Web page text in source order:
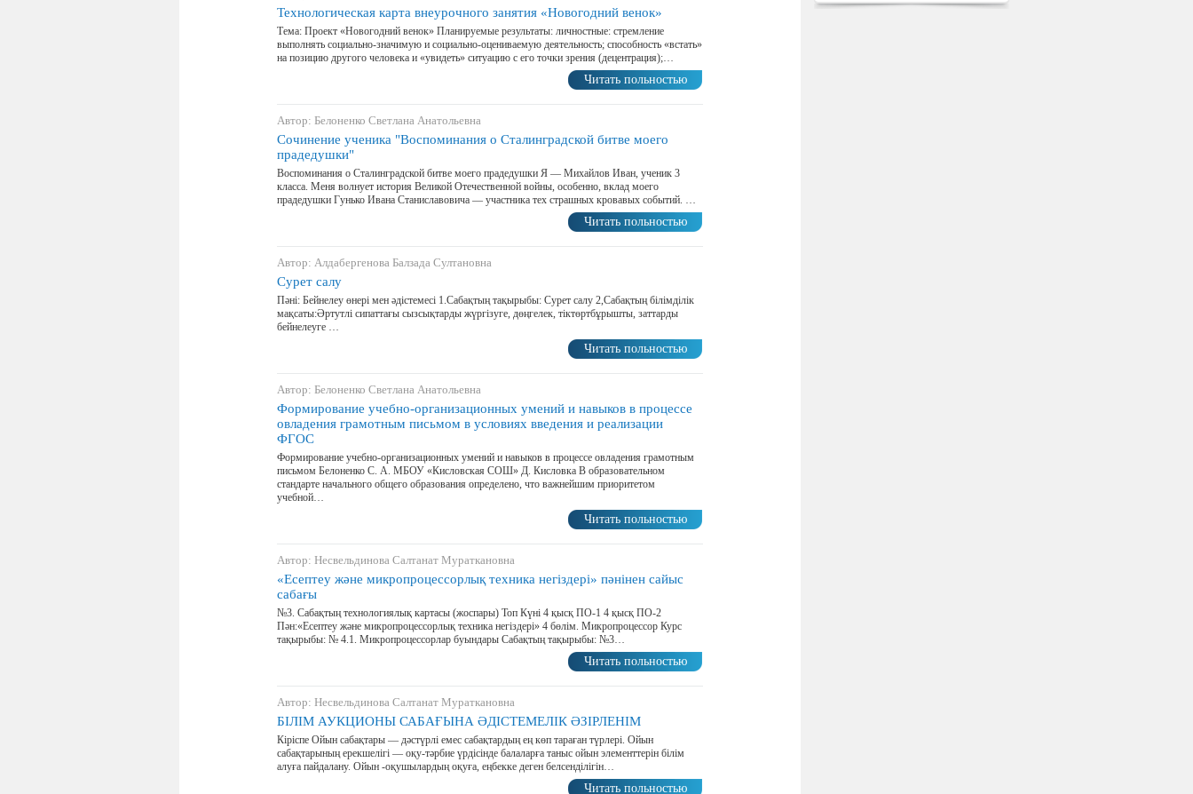
Технологическая карта внеурочного занятия «Новогодний венок»
Тема: Проект «Новогодний венок» Планируемые результаты: личностные: стремление
выполнять социально-значимую и социально-оцениваемую деятельность; способность «встать»
на позицию другого человека и «увидеть» ситуацию с его точки зрения (децентрация);…
Читать польностью
Автор: Белоненко Светлана Анатольевна
Сочинение ученика "Воспоминания о Сталинградской битве моего
прадедушки"
Воспоминания о Сталинградской битве моего прадедушки Я — Михайлов Иван, ученик 3
класса. Меня волнует история Великой Отечественной войны, особенно, вклад моего
прадедушки Гунько Ивана Станиславовича — участника тех страшных кровавых событий. …
Читать польностью
Автор: Алдабергенова Балзада Султановна
Сурет салу
Пәні: Бейнелеу өнері мен әдістемесі 1.Сабақтың тақырыбы: Сурет салу 2,Сабақтың білімділік
мақсаты:Әртутлі сипаттағы сызсықтарды жүргізуге, дөңгелек, тіктөртбұрышты, заттарды
бейнелеуге …
Читать польностью
Автор: Белоненко Светлана Анатольевна
Формирование учебно-организационных умений и навыков в процессе
овладения грамотным письмом в условиях введения и реализации
ФГОС
Формирование учебно-организационных умений и навыков в процессе овладения грамотным
письмом Белоненко С. А. МБОУ «Кисловская СОШ» Д. Кисловка В образовательном
стандарте начального общего образования определено, что важнейшим приоритетом
учебной…
Читать польностью
Автор: Несвельдинова Салтанат Мураткановна
«Есептеу және микропроцессорлық техника негіздері» пәнінен сайыс
сабағы
№3. Сабақтың технологиялық картасы (жоспары) Топ Күні 4 қысқ ПО-1 4 қысқ ПО-2
Пән:«Есептеу және микропроцессорлық техника негіздері» 4 бөлім. Микропроцессор Курс
тақырыбы: № 4.1. Микропроцессорлар буындары Сабақтың тақырыбы: №3…
Читать польностью
Автор: Несвельдинова Салтанат Мураткановна
БІЛІМ АУКЦИОНЫ САБАҒЫНА ӘДІСТЕМЕЛІК ӘЗІРЛЕНІМ
Кіріспе Ойын сабақтары — дəстүрлі емес сабақтардың ең көп тараған түрлері. Ойын
сабақтарының ерекшелігі — оқу-тəрбие үрдісінде балаларға таныс ойын элементтерін білім
алуға пайдалану. Ойын -оқушылардың оқуға, еңбекке деген белсенділігін…
Читать польностью